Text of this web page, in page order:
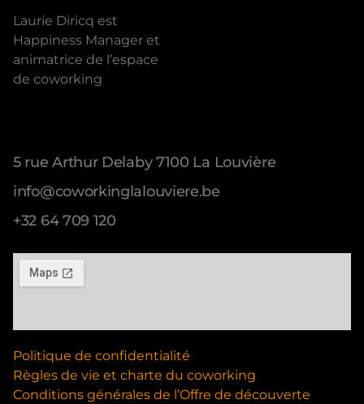
Laurie Diricq est
Happiness Manager et
animatrice de l’espace
de coworking
5 rue Arthur Delaby 7100 La Louvière
info@coworkinglalouviere.be
+32 64 709 120
Politique de confidentialité
Règles de vie et charte du coworking
Conditions générales de l’Offre de découverte